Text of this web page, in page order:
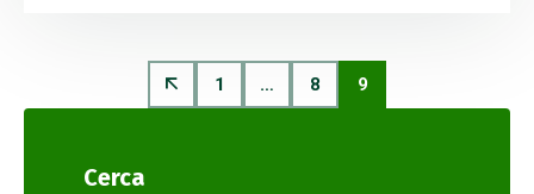
1 … 8 9
Cerca